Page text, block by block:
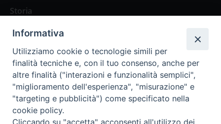
Storia
Abbonamenti
Abbonamento Annuale Digitale
Abbonamento Annuale Cartaceo
Abbonamento Singola Copia Digitale
Informativa
Utilizziamo cookie o tecnologie simili per
finalità tecniche e, con il tuo consenso, anche per
altre finalità ("interazioni e funzionalità semplici",
"miglioramento dell'esperienza", "misurazione" e
"targeting e pubblicità") come specificato nella
cookie policy.